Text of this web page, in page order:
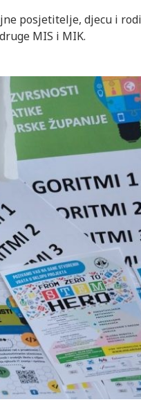
posjetitelje, djecu i
MIS i MIK.